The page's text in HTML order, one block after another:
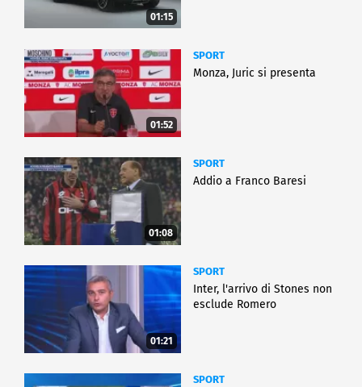
01:15
01:52
SPORT
Monza, Juric si presenta
01:08
SPORT
Addio a Franco Baresi
01:21
SPORT
Inter, l'arrivo di Stones non
esclude Romero
SPORT